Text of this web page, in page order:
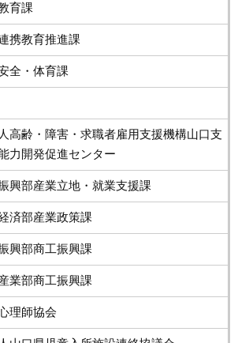
育課
携教育推進課
全・体育課
高齢・障害・求職者雇用支援機構山口支
力開発促進センター
興部産業立地・就業支援課
済部産業政策課
興部商工振興課
業部商工振興課
理師協会